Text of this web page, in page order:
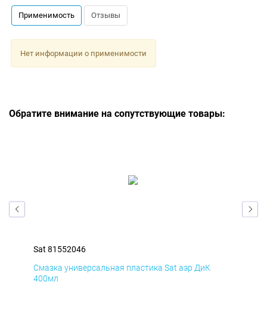
Применимость Отзывы
Нет информации о применимости
Обратите внимание на сопутствующие товары:
Sat 81552046
Смазка универсальная пластика Sat аэр ДиК
400мл